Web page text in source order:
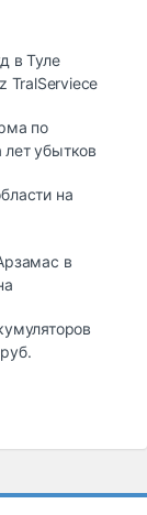
в Туле
TralServiece
по
убытков
на
в